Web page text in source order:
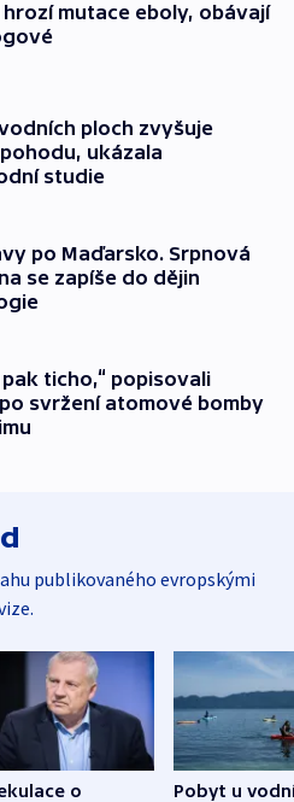
hrozí mutace eboly, obávají
ploch zvyšuje
ukázala
studie
po Maďarsko. Srpnová
se zapíše do dějin
pak ticho,“ popisovali
svržení atomové bomby
publikovaného evropskými
o
Pobyt u